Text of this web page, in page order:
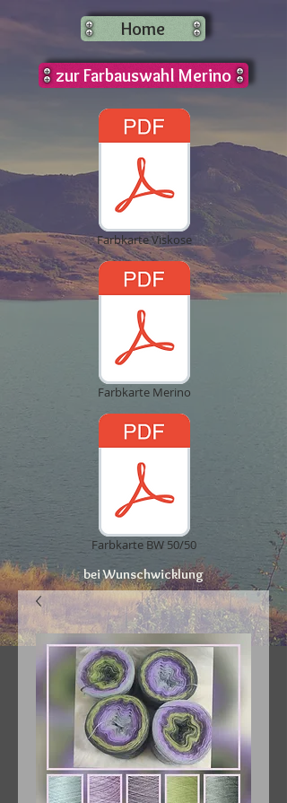
Home
zur Farbauswahl Merino
Farbkarte Viskose
Farbkarte Merino
Farbkarte BW 50/50
bei Wunschwicklung